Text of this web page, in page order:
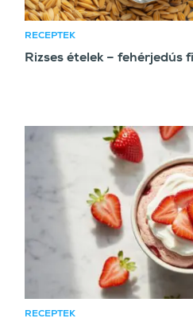
RECEPTEK
Rizses ételek – fehérjedús
RECEPTEK